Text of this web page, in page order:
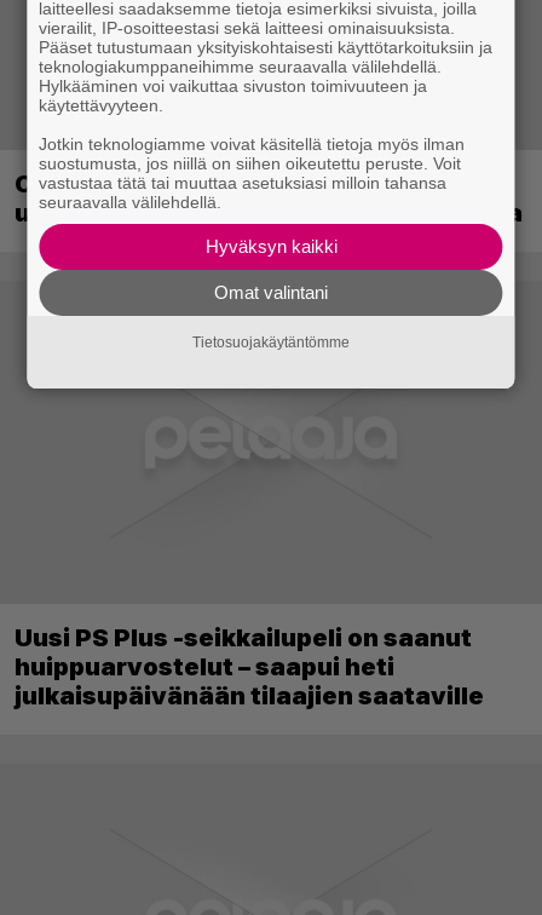
Crimson Desert sai suurpäivityksen –
uudistaa kaupankäyntiä pelimaailmassa
Uusi PS Plus -seikkailupeli on saanut
huippuarvostelut – saapui heti
julkaisupäivänään tilaajien saataville
laitteellesi saadaksemme tietoja esimerkiksi sivuista, joilla
vierailit, IP-osoitteestasi sekä laitteesi ominaisuuksista.
Pääset tutustumaan yksityiskohtaisesti käyttötarkoituksiin ja
teknologiakumppaneihimme seuraavalla välilehdellä.
Hylkääminen voi vaikuttaa sivuston toimivuuteen ja
käytettävyyteen.
Jotkin teknologiamme voivat käsitellä tietoja myös ilman
suostumusta, jos niillä on siihen oikeutettu peruste. Voit
vastustaa tätä tai muuttaa asetuksiasi milloin tahansa
seuraavalla välilehdellä.
Hyväksyn kaikki
Omat valintani
Tietosuojakäytäntömme